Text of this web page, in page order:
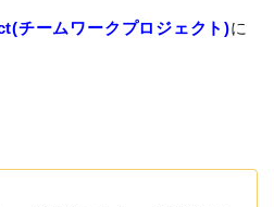
チームワークプロジェクト)に